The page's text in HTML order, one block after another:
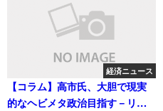
経済ニュース
【コラム】高市氏、大胆で現実
的なヘビメタ政治目指す－リー